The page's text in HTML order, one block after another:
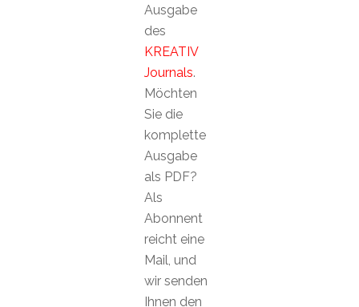
Ausgabe
des
KREATIV
Journals.
Möchten
Sie die
komplette
Ausgabe
als PDF?
Als
Abonnent
reicht eine
Mail, und
wir senden
Ihnen den